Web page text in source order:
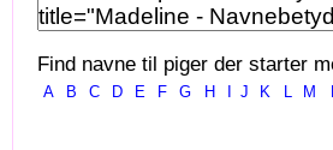
Find navne til piger der starter
A B C D E F G H J K L M